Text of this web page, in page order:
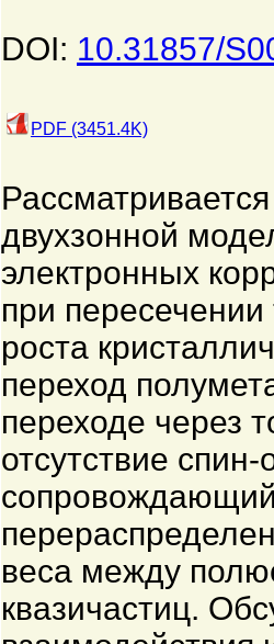
DOI: 10.31857/
PDF (3451.4K)
двухзонной
электронных
при пересечении
роста
переход
переходе через
отсутствие
веса между
квазичастиц.